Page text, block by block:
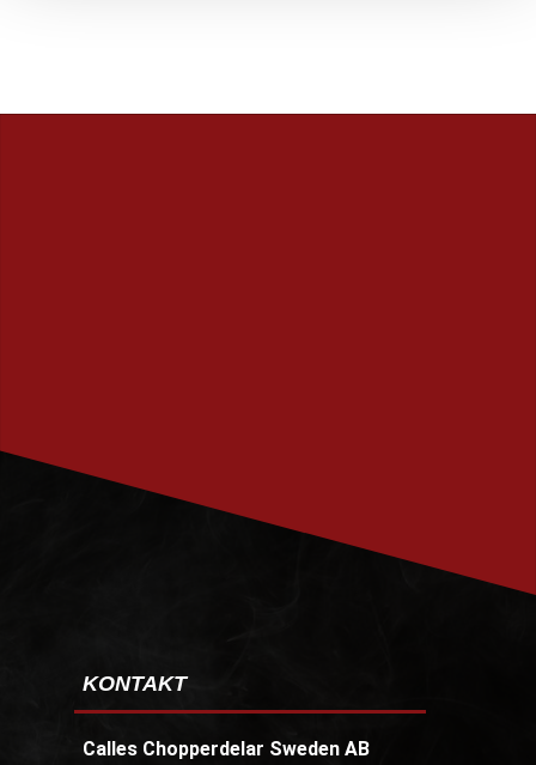
KONTAKT
Calles Chopperdelar Sweden AB